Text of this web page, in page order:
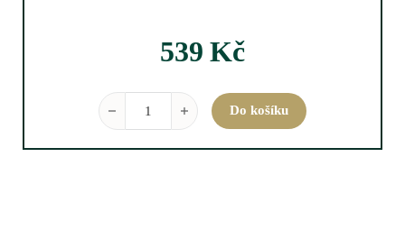
539Kč
Cremant du Jura Blanc Brut 0,75 l množství
Do košíku